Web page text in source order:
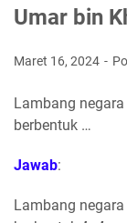
Umar bin
Maret 16, 2024
Lambang
berbentuk …
Jawab:
Lambang